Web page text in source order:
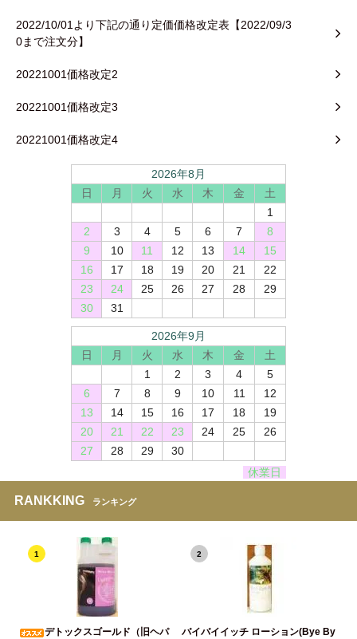
2022/10/01より下記の通り定価価格改定表【2022/09/3
0まで注文分】
20221001価格改定2
20221001価格改定3
20221001価格改定4
2026年8月
日
月 火 水 木 金
土
1
2
3 4 5 6 7
8
9
10 11 12 13 14
15
16
17 18 19 20 21
22
23
24 25 26 27 28
29
30
31
2026年9月
日
月 火 水 木 金
土
1
2 3 4
5
6
7 8 9 10 11
12
13
14 15 16 17 18
19
20
21 22 23 24 25
26
27
28 29
30
休業日
RANKKING ランキング
1
デトックスゴールド（旧ヘパ
2
バイバイイッチ ローション(Bye By